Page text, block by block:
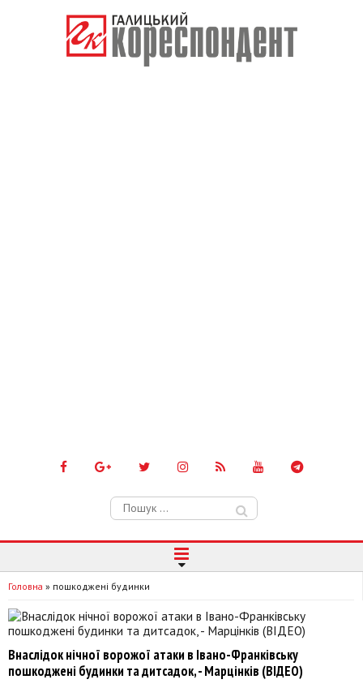
Пошук:
Головна » пошкоджені будинки
Внаслідок нічної ворожої атаки в Івано-Франківську
пошкоджені будинки та дитсадок, - Марцінків (ВІДЕО)